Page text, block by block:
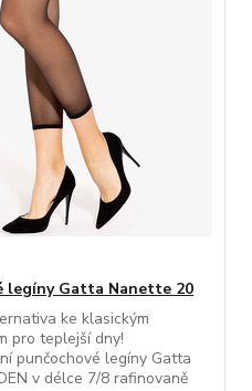
legíny Gatta Nanette 20
ke klasickým
pro teplejší dny!
punčochové legíny Gatta
v délce 7/8 rafinovaně